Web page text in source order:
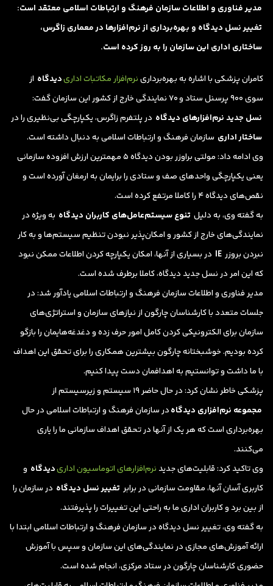
مدیر فناوری و اطلاعات سازمان فرهنگ و ارتباطات اسلامی معتقد است:
تغییر نسل دیدگاه و بهره‌برداری از نرم‌افزارها در معماری زاگرس،
ساختاری اداری این سازمان را به روز کرده است.
کامران پزشکی با اشاره به بهره‌بردارینرم‌افزار مکاتبات اداریدیدگاه از
سوی ۹۰۰ پرسنل ستاد و ۷۰ نمایندگی خارج از کشور این سازمان گفت:
نسل جدید نرم‌افزارهای دیدگاه در پلتفرم زاگرس، یک‍پارچگی بی‌نظیری را در
ساختار اداری سازمان فرهنگ و ارتباطات اسلامی به دنبال داشته است.
وی ادامه داد:‌ مولتی براوزر بودن دیدگاه ۵ مهمترین ارزش افزوده سازمانی
یعنی یک‍پارچگی واحدهای صف و ستادی را برایمان به ارمغان آورده است و
نقص‌های دیدگاه ۴ را کاملا مرتفع کرده است.
به گفته وی، به دلیل تنوع سیستم‌‌عامل‌های کاربران دیدگاه به ویژه در
نمایندگی‌های خارج از کشور و امکان‌پذیر نبودن تنظیم سیستم‌ها و به کار
نبردن بروزر IE در بسیاری از آنها، امکان یک‍پارچه کردن اطلاعات ممکن نبود
که این امر در نسل جدید دیدگاه، کاملا برطرف شده است.
مدیر فناوری و اطلاعات سازمان فرهنگ و ارتباطات اسلامی یادآور شد:‌ در
جلسات متعدد با کارشناسان چارگون از نیازهای سازمان و استراتژی‌های
سازمان برای الکترونیکی کردن کامل امور حرف زده و دغدغه‌هایمان را بازگو
کرده بودیم. خوشبختانه چارگون بیشترین همکاری را برای تحقق این اهداف
با ما داشت و توانستیم به اهدافمان دست پیدا کنیم.
پزشکی خاطر نشان کرد: در حال حاضر ۱۹ سیستم و زیرسیستم از
مجموعه نرم‌افزاری دیدگاهدر سازمان فرهنگ و ارتباطات اسلامی در حال
بهره‌برداری است که هر یک از آنها در تحقق اهداف سازمانی ما را یاری
می‌کنند.
وی تاکید کرد:‌ قابلیت‌های جدید نرم‌افزارهای اتوماسیون اداریدیدگاه و
کاربری آسان آنها، مقاومت سازمانی در برابر تغییر نسل دیدگاه در سازمان را
از بین برد و کاربران اداری ما به راحتی این تغییرات را پذیرفتند.
به گفته وی، ‌تغییر نسل دیدگاه در سازمان فرهنگ و ارتباطات اسلامی ابتدا با
ارائه آموزش‌های مجازی در نمایندگی‌های این سازمان و سپس با آموزش
حضوری کارشناسان چارگون در ستاد مرکزی، انجام شده است.